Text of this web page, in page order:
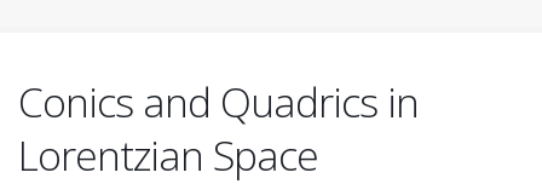
Conics and Quadrics in
Lorentzian Space